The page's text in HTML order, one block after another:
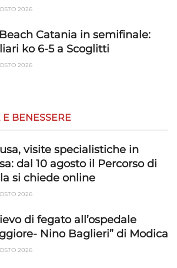
2026
Catania in semifinale:
ko 6-5 a Scoglitti
2026
E BENESSERE
visite specialistiche in
dal 10 agosto il Percorso di
si chiede online
2026
di fegato all’ospedale
Nino Baglieri” di Modica
2026